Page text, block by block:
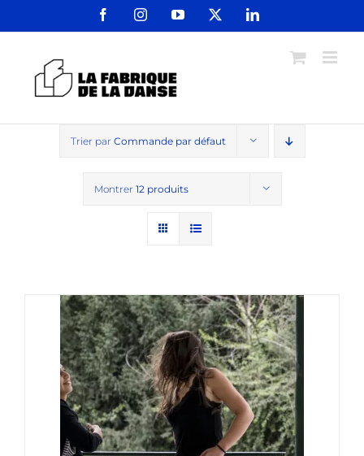
FacebookInstagramYouTube LinkedIn
Trier par Commande par défaut
Montrer 12 produits